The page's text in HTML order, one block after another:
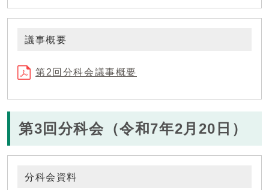
議事概要
第2回分科会議事概要
第3回分科会（令和7年2月20日）
分科会資料